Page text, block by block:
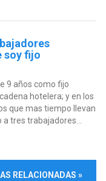
soy fijo
9 años como fijo
hotelera; y en los
que mas tiempo llevan
tres trabajadores...
RELACIONADAS »